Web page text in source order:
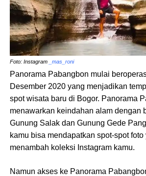
Foto: Instagram _mas_roni
Panorama Pabangbon mulai
Desember 2020 yang menjadikan
spot wisata baru di Bogor. Panorama
menawarkan keindahan alam dengan
Gunung Salak dan Gunung Gede
kamu bisa mendapatkan spot-spot
menambah koleksi Instagram kamu.
Namun akses ke Panorama